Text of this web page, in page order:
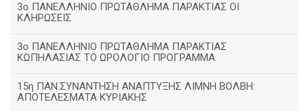
3ο ΠΑΝΕΛΛΗΝΙΟ ΠΡΩΤΑΘΛΗΜΑ ΠΑΡΑΚΤΙΑΣ ΟΙ
ΚΛΗΡΩΣΕΙΣ
3ο ΠΑΝΕΛΛΗΝΙΟ ΠΡΩΤΑΘΛΗΜΑ ΠΑΡΑΚΤΙΑΣ
ΚΩΠΗΛΑΣΙΑΣ ΤΟ ΩΡΟΛΟΓΙΟ ΠΡΟΓΡΑΜΜΑ
15η ΠΑΝ.ΣΥΝΑΝΤΗΣΗ ΑΝΑΠΤΥΞΗΣ ΛΙΜΝΗ ΒΟΛΒΗ:
ΑΠΟΤΕΛΕΣΜΑΤΑ ΚΥΡΙΑΚΗΣ